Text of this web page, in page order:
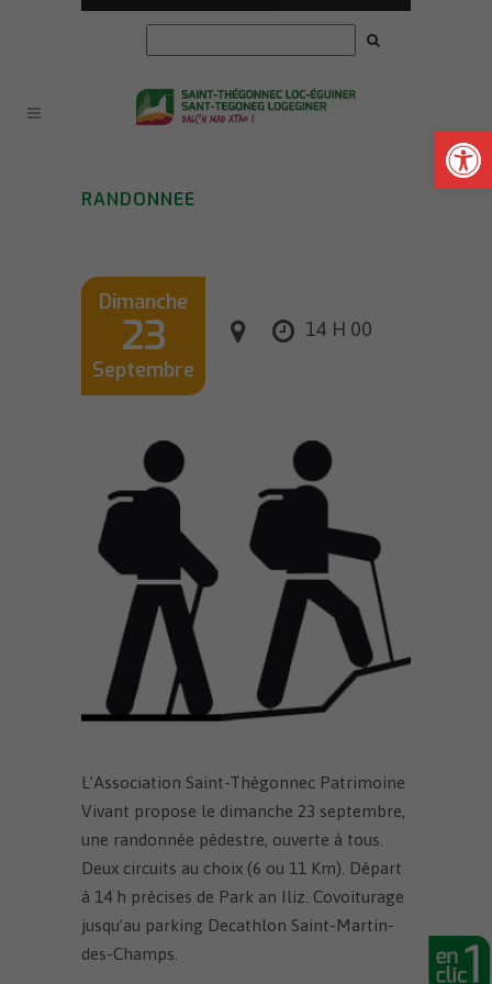
Ouvrir
RANDONNEE
Dimanche
23
Septembre
14 H 00
L’Association Saint-Thégonnec Patrimoine
Vivant propose le dimanche 23 septembre,
une randonnée pédestre, ouverte à tous.
Deux circuits au choix (6 ou 11 Km). Départ
à 14 h précises de Park an Iliz. Covoiturage
jusqu’au parking Decathlon Saint-Martin-
des-Champs.